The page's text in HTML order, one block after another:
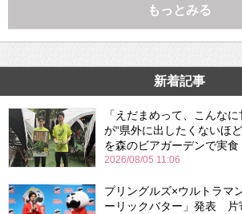
もっとみる
新着記事
「えだまめって、こんな
が“県外に出したくないほ
を森のビアガーデンで実食
2026/08/05 11:06
プリングルズ×ウルトラマ
ーリックバター」発表 片